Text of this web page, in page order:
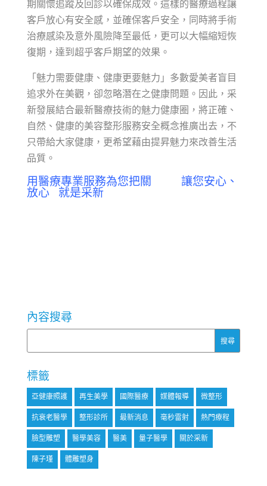
期關懷追蹤及回診以確保成效。這樣的醫療過程讓
客戶放心有安全感，並確保客戶安全，同時將手術
治療感染及意外風險降至最低，更可以大幅縮短恢
復期，達到超乎客戶期望的效果。
「魅力需要健康、健康更要魅力」多數愛美者盲目
追求外在美觀，卻忽略潛在之健康問題。因此，采
新發展結合最新醫療技術的魅力健康圈，將正確、
自然、健康的美容整形服務安全概念推廣出去，不
只帶給大家健康，更希望藉由提昇魅力來改善生活
品質。
用醫療專業服務為您把關 讓您安心、
放心 就是采新
內容搜尋
標籤
亞健康照護 再生美學 國際醫療 媒體報導 微整形
抗衰老醫學 整形診所 最新消息 毫秒雷射 熱門療程
臉型雕塑 醫學美容 醫美 量子醫學 關於采新
陳子瑾 體雕塑身